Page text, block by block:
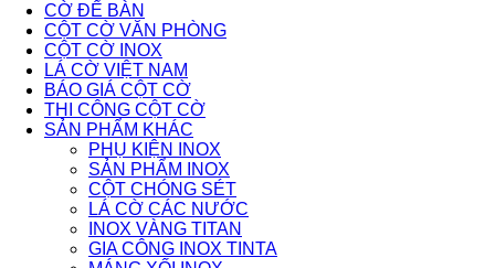
CỜ ĐỂ BÀN
CỘT CỜ VĂN PHÒNG
CỘT CỜ INOX
LÁ CỜ VIỆT NAM
BÁO GIÁ CỘT CỜ
THI CÔNG CỘT CỜ
SẢN PHẨM KHÁC
PHỤ KIỆN INOX
SẢN PHẨM INOX
CỘT CHÓNG SÉT
LÁ CỜ CÁC NƯỚC
INOX VÀNG TITAN
GIA CÔNG INOX TINTA